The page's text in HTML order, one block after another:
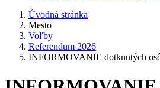
Úvodná stránka
Mesto
Voľby
Referendum 2026
INFORMOVANIE dotknutých